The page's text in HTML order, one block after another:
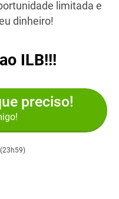
limitada e
dinheiro!
ILB!!!
preciso!